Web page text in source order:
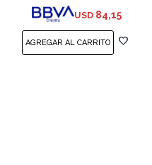
USD 84,15